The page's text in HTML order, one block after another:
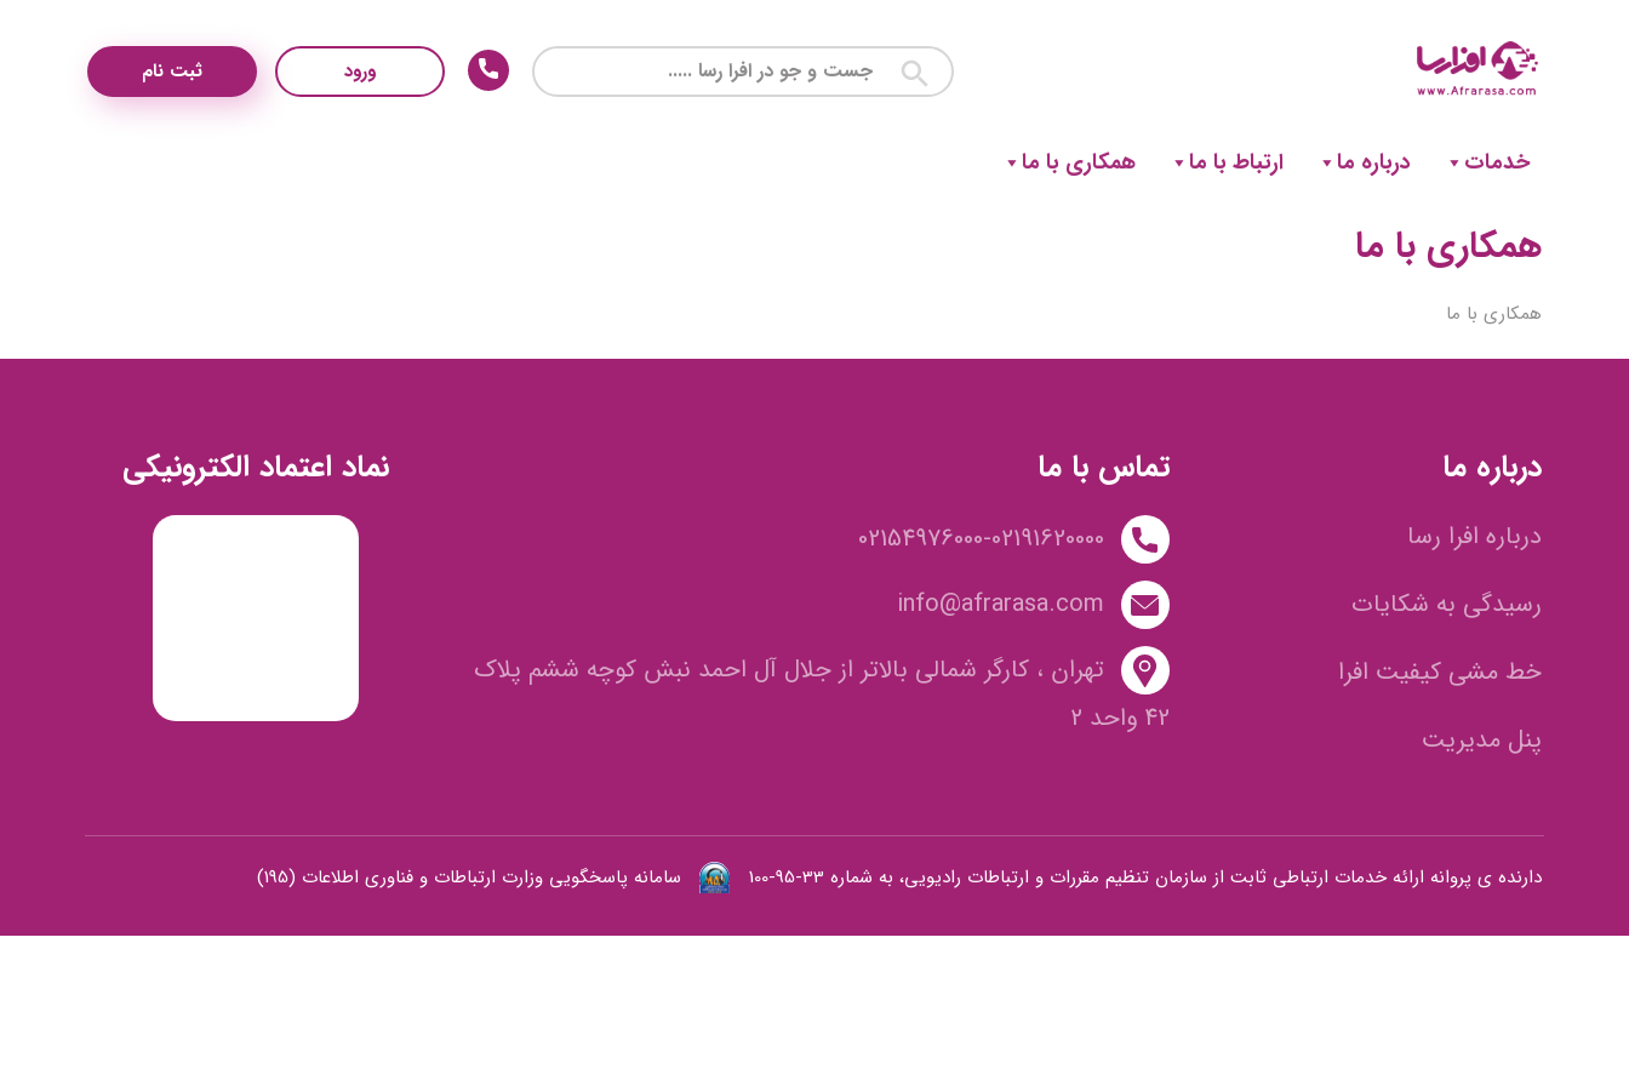
ورود ثبت نام
خدمات درباره ما ارتباط با ما همکاری با ما
همکاری با ما
همکاری با ما
درباره ما
درباره افرا رسا
رسیدگی به شکایات
خط مشی کیفیت افرا
پنل مدیریت
تماس با ما
02154976000-02191620000
info@afrarasa.com
تهران ، کارگر شمالی بالاتر از جلال آل احمد نبش کوچه ششم پلاک
42 واحد 2
نماد اعتماد الکترونیکی
دارنده ی پروانه ارائه خدمات ارتباطی ثابت از سازمان تنظیم مقررات و ارتباطات رادیویی، به شماره 33-95-100 سامانه پاسخگویی وزارت ارتباطات و فناوری اطلاعات (195)